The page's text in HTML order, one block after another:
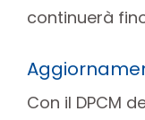
continuerà
Con il DPCM